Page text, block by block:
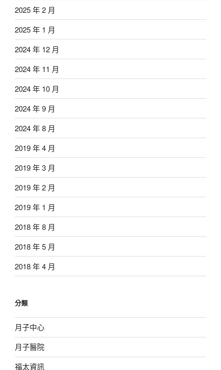
2025 年 2 月
2025 年 1 月
2024 年 12 月
2024 年 11 月
2024 年 10 月
2024 年 9 月
2024 年 8 月
2019 年 4 月
2019 年 3 月
2019 年 2 月
2019 年 1 月
2018 年 8 月
2018 年 5 月
2018 年 4 月
分類
月子中心
月子醫院
福太資訊